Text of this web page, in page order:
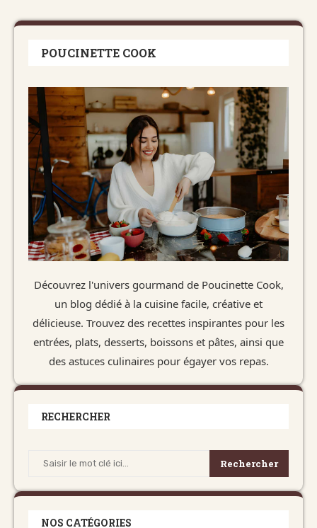
POUCINETTE COOK
Découvrez l'univers gourmand de Poucinette Cook,
un blog dédié à la cuisine facile, créative et
délicieuse. Trouvez des recettes inspirantes pour les
entrées, plats, desserts, boissons et pâtes, ainsi que
des astuces culinaires pour égayer vos repas.
RECHERCHER
Rechercher
NOS CATÉGORIES